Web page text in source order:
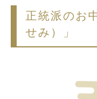
正統派のお
せみ）」